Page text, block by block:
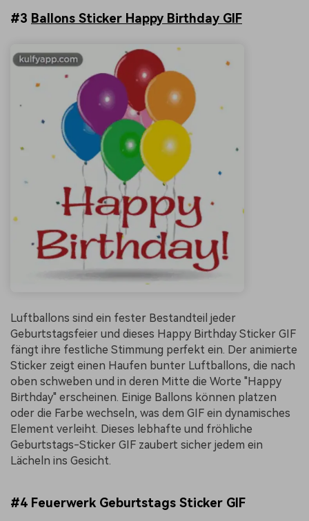
#3 Ballons Sticker Happy Birthday GIF
Luftballons sind ein fester Bestandteil jeder
Geburtstagsfeier und dieses Happy Birthday Sticker GIF
fängt ihre festliche Stimmung perfekt ein. Der animierte
Sticker zeigt einen Haufen bunter Luftballons, die nach
oben schweben und in deren Mitte die Worte "Happy
Birthday" erscheinen. Einige Ballons können platzen
oder die Farbe wechseln, was dem GIF ein dynamisches
Element verleiht. Dieses lebhafte und fröhliche
Geburtstags-Sticker GIF zaubert sicher jedem ein
Lächeln ins Gesicht.
#4 Feuerwerk Geburtstags Sticker GIF